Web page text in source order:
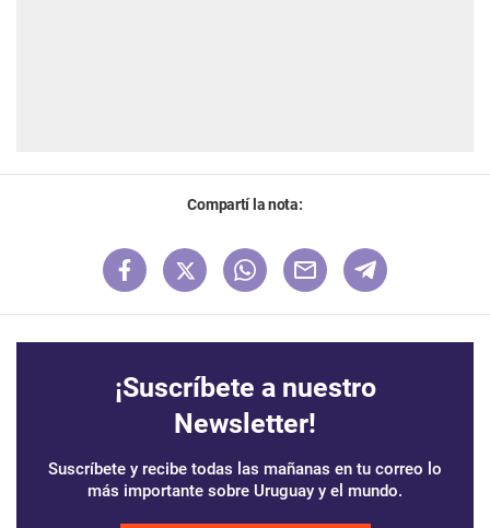
Compartí la nota:
¡Suscríbete a nuestro
Newsletter!
Suscríbete y recibe todas las mañanas en tu correo lo
más importante sobre Uruguay y el mundo.